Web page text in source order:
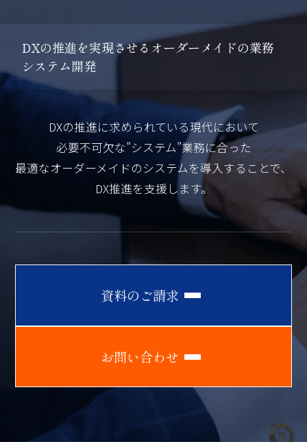
DXの推進を実現させるオーダーメ イ ドの業務
シス テ ム開発
DXの推進に求められている現代において
必要不可欠な”システム”業務に合った
最適なオーダーメイドのシステムを導入することで、
DX推進を支援します。
資料の ご請求
お問い合わせ